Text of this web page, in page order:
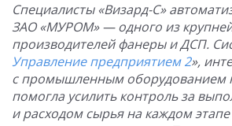
Специалисты «Визард-С»
ЗАО «МУРОМ» — одного из
производителей фанеры и ДСП.
Управление предприятием 2»,
с промышленным оборудованием
помогла усилить контроль за
и расходом сырья на каждом этапе